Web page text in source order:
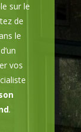
sur le
de
le
vos
.